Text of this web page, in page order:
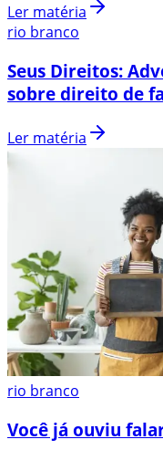
Ler matéria
rio branco
Seus Direitos:
sobre direito de
Ler matéria
rio branco
Você já ouviu